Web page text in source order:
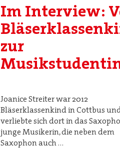
Im Interview:
zur
Joanice Streiter war 2012
Bläserklassenkind in Cottbus
verliebte sich dort in das
junge Musikerin, die neben dem
Saxophon auch …